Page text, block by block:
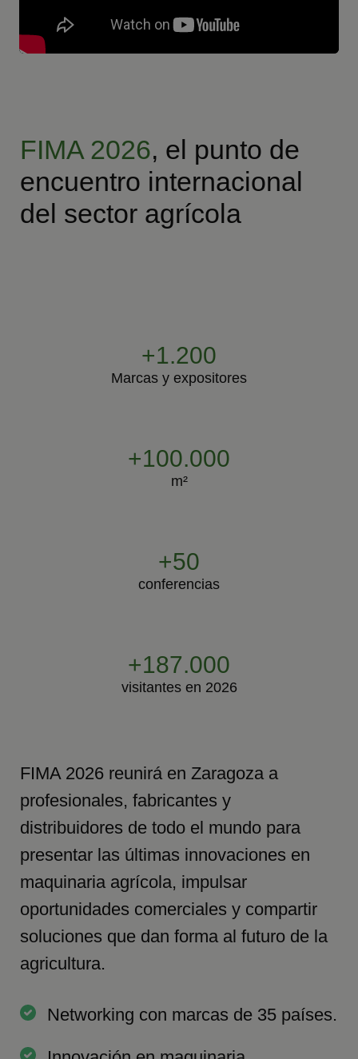
FIMA 2026, el punto de
encuentro internacional
del sector agrícola
+1.200
Marcas y expositores
+100.000
m²
+50
conferencias
+187.000
visitantes en 2026
FIMA 2026 reunirá en Zaragoza a
profesionales, fabricantes y
distribuidores de todo el mundo para
presentar las últimas innovaciones en
maquinaria agrícola, impulsar
oportunidades comerciales y compartir
soluciones que dan forma al futuro de la
agricultura.
Networking con marcas de 35 países.